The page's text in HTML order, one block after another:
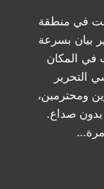
في منطقة
بيان بسرعة
في المكان
التحرير
ومحترمين،
صداع.